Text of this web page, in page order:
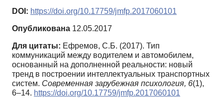
DOI: https://doi.org/10.17759/jmfp.2017060101
Опубликована 12.05.2017
Для цитаты: Ефремов, С.Б. (2017). Тип
коммуникаций между водителем и автомобилем,
основанный на дополненной реальности: новый
тренд в построении интеллектуальных транспортных
систем. Современная зарубежная психология, 6(1),
6–14. https://doi.org/10.17759/jmfp.2017060101